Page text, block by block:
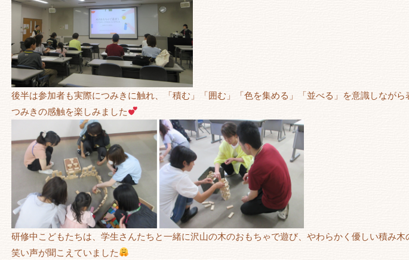
後半は参加者も実際につみきに触れ、「積む」「囲む」「色を集める」「並べる」を意識しながら
つみきの感触を楽しみました
研修中こどもたちは、学生さんたちと一緒に沢山の木のおもちゃで遊び、やわらかく優しい積み木
笑い声が聞こえていました